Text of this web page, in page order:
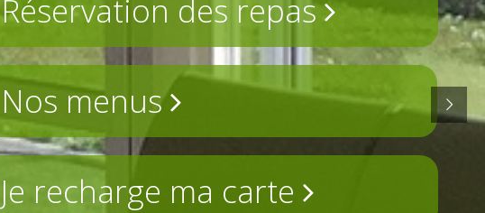
Réservation des repas
Nos menus
Je recharge ma carte